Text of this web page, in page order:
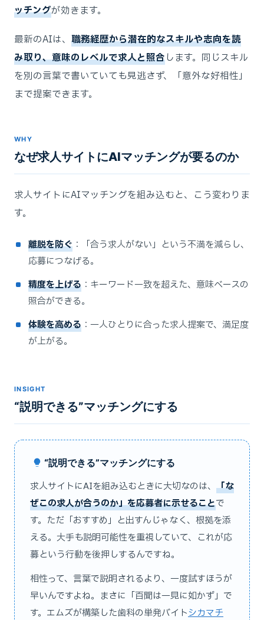
ッチングが効きます。
最新のAIは、 職務経歴から潜在的なスキルや志向を読
み取り、意味のレベルで求人と照合します。同じスキル
を別の言葉で書いていても見逃さず、「意外な好相性」
まで提案できます。
WHY
なぜ求人サイトにAIマッチングが要るのか
求人サイトにAIマッチングを組み込むと、こう変わりま
す。
離脱を防ぐ ：「合う求人がない」という不満を減らし、
応募につなげる。
精度を上げる ：キーワード一致を超えた、意味ベースの
照合ができる。
体験を高める ：一人ひとりに合った求人提案で、満足度
が上がる。
INSIGHT
“説明できる”マッチングにする
“説明できる”マッチングにする
求人サイトにAIを組み込むときに大切なのは、 「な
ぜこの求人が合うのか」を応募者に示せることで
す。ただ「おすすめ」と出すんじゃなく、根拠を添
える。大手も説明可能性を重視していて、これが応
募という行動を後押しするんですね。
相性って、言葉で説明されるより、一度試すほうが
早いんですよね。まさに「百聞は一見に如かず」で
す。エムズが構築した歯科の単発バイトシカマチ